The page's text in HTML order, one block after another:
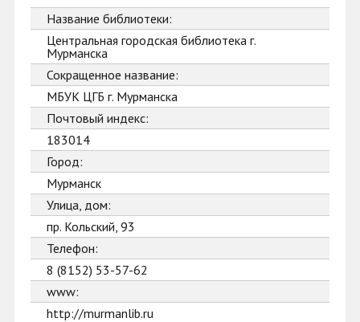
Название библиотеки:
Центральная городская библиотека г.
Мурманска
Сокращенное название:
МБУК ЦГБ г. Мурманска
Почтовый индекс:
183014
Город:
Мурманск
Улица, дом:
пр. Кольский, 93
Телефон:
8 (8152) 53-57-62
www:
http://murmanlib.ru